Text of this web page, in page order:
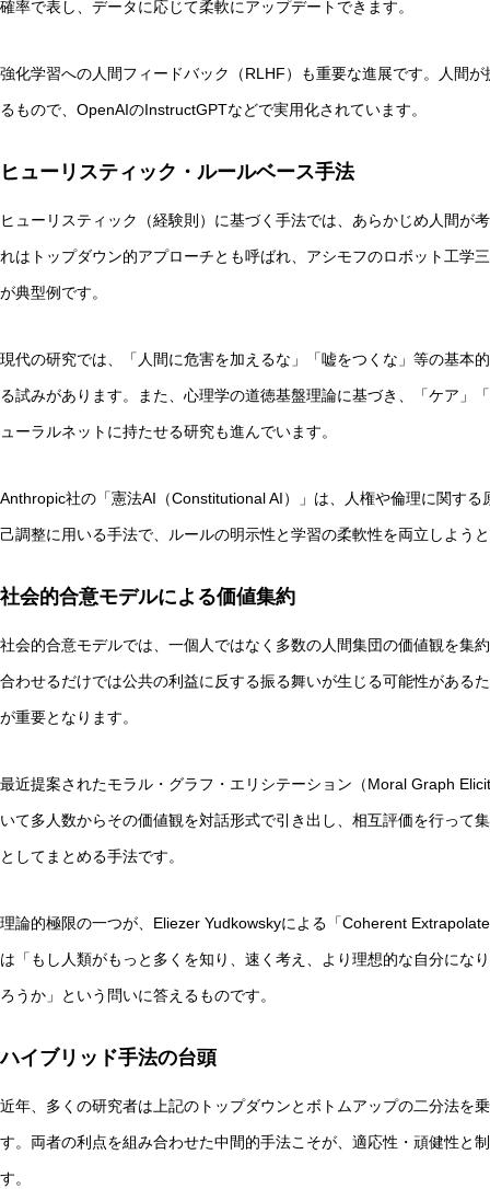
確率で表し、データに応じて柔軟にアップデートできます。
強化学習への人間フィードバック（RLHF）も重要な進展です。人間
るもので、OpenAIのInstructGPTなどで実用化されています。
ヒューリスティック・ルールベース手法
ヒューリスティック（経験則）に基づく手法では、あらかじめ人間が
れはトップダウン的アプローチとも呼ばれ、アシモフのロボット工学
が典型例です。
現代の研究では、「人間に危害を加えるな」「嘘をつくな」等の基本
る試みがあります。また、心理学の道徳基盤理論に基づき、「ケア」
ューラルネットに持たせる研究も進んでいます。
Anthropic社の「憲法AI（Constitutional AI）」は、人権や倫理に関す
己調整に用いる手法で、ルールの明示性と学習の柔軟性を両立しよう
社会的合意モデルによる価値集約
社会的合意モデルでは、一個人ではなく多数の人間集団の価値観を集
合わせるだけでは公共の利益に反する振る舞いが生じる可能性がある
が重要となります。
最近提案されたモラル・グラフ・エリシテーション（Moral Graph
いて多人数からその価値観を対話形式で引き出し、相互評価を行って
としてまとめる手法です。
理論的極限の一つが、Eliezer Yudkowskyによる「Coherent
は「もし人類がもっと多くを知り、速く考え、より理想的な自分にな
ろうか」という問いに答えるものです。
ハイブリッド手法の台頭
近年、多くの研究者は上記のトップダウンとボトムアップの二分法を
す。両者の利点を組み合わせた中間的手法こそが、適応性・頑健性と
す。